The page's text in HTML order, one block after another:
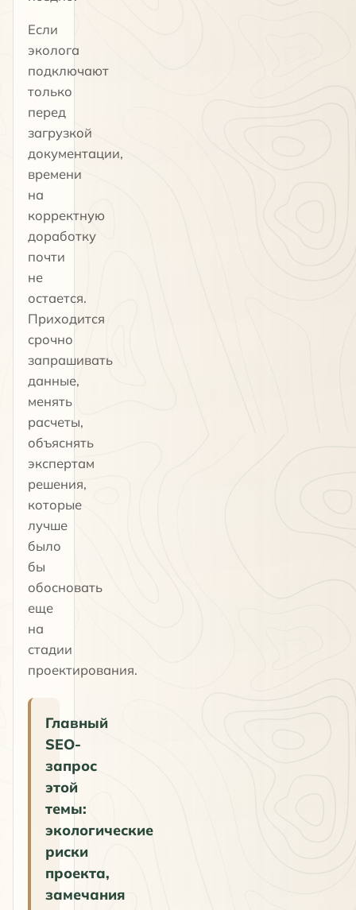
Если
эколога
подключают
только
перед
загрузкой
документации,
времени
на
корректную
доработку
почти
не
остается.
Приходится
срочно
запрашивать
данные,
менять
расчеты,
объяснять
экспертам
решения,
которые
лучше
было
бы
обосновать
еще
на
стадии
проектирования.
Главный
SEO-
запрос
этой
темы:
экологические
риски
проекта,
замечания